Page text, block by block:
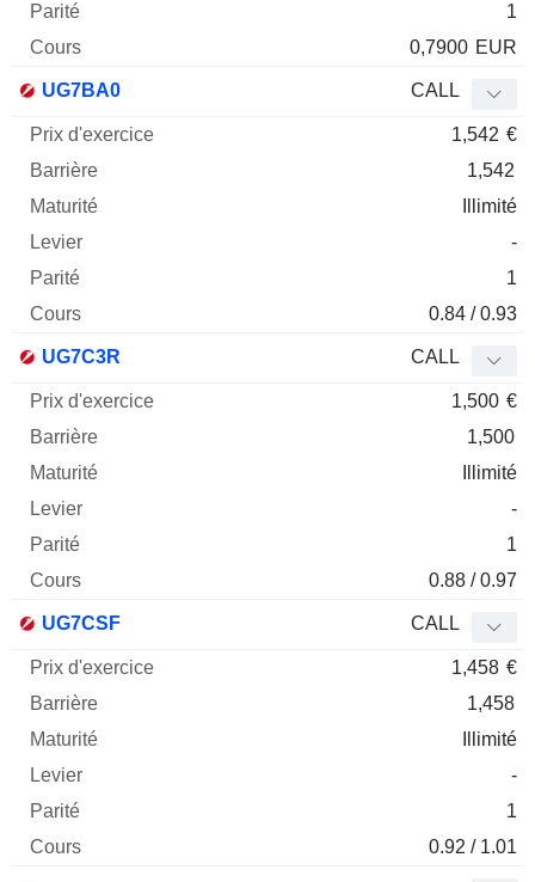
1
0,7900 EUR
UG7BA0 CALL
1,542 €
1,542
Illimité
-
1
0.84 / 0.93
UG7C3R CALL
1,500 €
1,500
Illimité
-
1
0.88 / 0.97
UG7CSF CALL
1,458 €
1,458
Illimité
-
1
0.92 / 1.01